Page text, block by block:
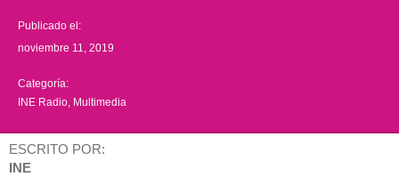
Publicado el:
noviembre 11, 2019
Categoría:
INE Radio Multimedia
ESCRITO POR:
INE